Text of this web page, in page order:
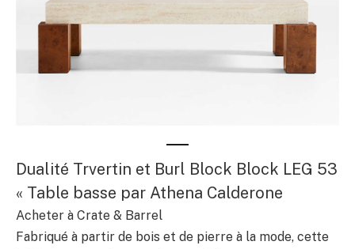
Dualité Trvertin et Burl Block Block LEG 53
« Table basse par Athena Calderone
Acheter à Crate & Barrel
Fabriqué à partir de bois et de pierre à la mode, cette